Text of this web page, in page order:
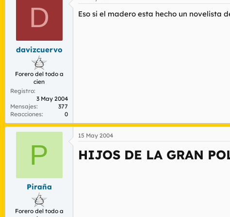
D
davizcuervo
Forero del todo a
cien
Registro
3 May 2004
Mensajes
377
Reacciones
0
Eso si el madero esta hecho un novelista
P
Piraña
Forero del todo a
15 May 2004
HIJOS DE LA GRAN